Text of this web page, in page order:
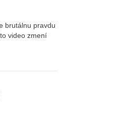
brutálnu pravdu
video zmení